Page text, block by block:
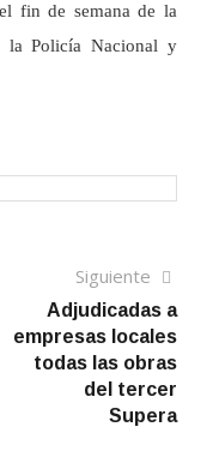
fin de semana de la
la Policía Nacional y
Siguiente
Adjudicadas a
empresas locales
todas las obras
del tercer
Supera